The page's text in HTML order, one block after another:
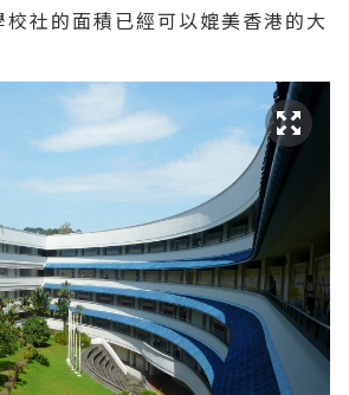
社的面積已經可以媲美香港的大